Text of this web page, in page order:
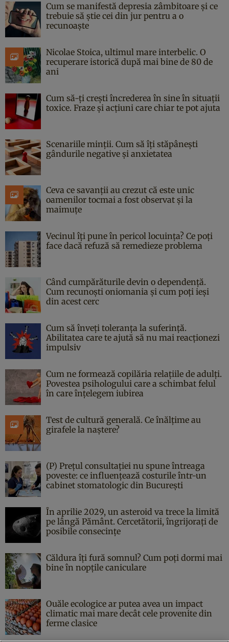
Cum se manifestă depresia zâmbitoare și ce
trebuie să știe cei din jur pentru a o
recunoaște
Nicolae Stoica, ultimul mare interbelic. O
recuperare istorică după mai bine de 80 de
ani
Cum să-ți crești încrederea în sine în situații
toxice. Fraze și acțiuni care chiar te pot ajuta
Scenariile minții. Cum să îți stăpânești
gândurile negative și anxietatea
Ceva ce savanții au crezut că este unic
oamenilor tocmai a fost observat și la
maimuțe
Vecinul îți pune în pericol locuința? Ce poți
face dacă refuză să remedieze problema
Când cumpărăturile devin o dependență.
Cum recunoști oniomania și cum poți ieși
din acest cerc
Cum să înveți toleranța la suferință.
Abilitatea care te ajută să nu mai reacționezi
impulsiv
Cum ne formează copilăria relațiile de adulți.
Povestea psihologului care a schimbat felul
în care înțelegem iubirea
Test de cultură generală. Ce înălțime au
girafele la naștere?
(P) Prețul consultației nu spune întreaga
poveste: ce influențează costurile într-un
cabinet stomatologic din București
În aprilie 2029, un asteroid va trece la limită
pe lângă Pământ. Cercetătorii, îngrijorați de
posibile consecințe
Căldura îți fură somnul? Cum poți dormi mai
bine în nopțile caniculare
Ouăle ecologice ar putea avea un impact
climatic mai mare decât cele provenite din
ferme clasice